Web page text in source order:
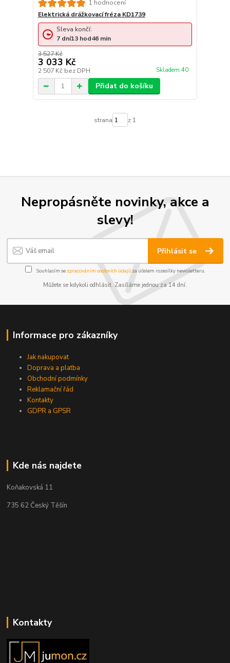
1 hodnocení
Elektrická drážkovací fréza KD1739
3 527 Kč
3 033 Kč
2 507 Kč bez DPH Skladem 40
Sleva končí:
7 dní13 hod46 min
Přidat do košíku
strana z 1
Nepropásněte novinky, akce a
slevy!
Přihlásit se
Souhlasím se zpracováním osobních údajůza účelem rozesílky newsletteru.
Můžete se kdykoli odhlásit. Zasíláme jednou za 14 dní.
Informace pro zákazníky
Jak nakupovat
Doprava a platba
Obchodní podmínky
Reklamační řád
Kontakty
GDPR a GPSR
Kde nás najdete
Koňakovská 11
735 62 Český Těšín
Kontakty